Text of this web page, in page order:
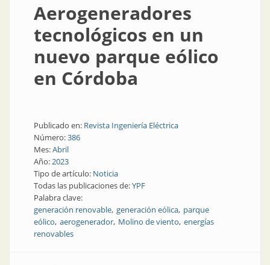
Aerogeneradores
tecnológicos en un
nuevo parque eólico
en Córdoba
Publicado en: Revista Ingeniería Eléctrica
Número:386
Mes:Abril
Año:2023
Tipo de artículo: Noticia
Todas las publicaciones de:YPF
Palabra clave:
generación renovable generación eólica parque
eólico aerogenerador Molino de viento energías
renovables